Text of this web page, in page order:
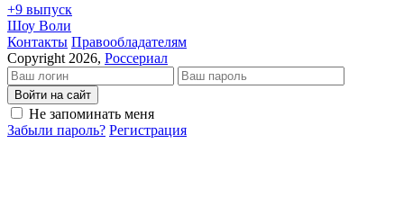
+9 выпуск
Шоу Воли
Кон­так­ты Пра­во­об­ла­да­те­лям
Copyright 2026, Россериал
Войти на сайт
Не запоминать меня
Забыли пароль? Регистрация